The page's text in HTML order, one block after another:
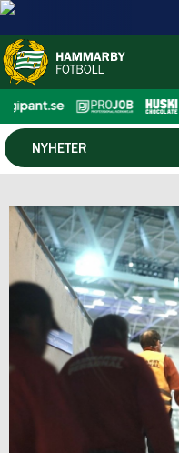
NYHETER
NYHETSARKIV